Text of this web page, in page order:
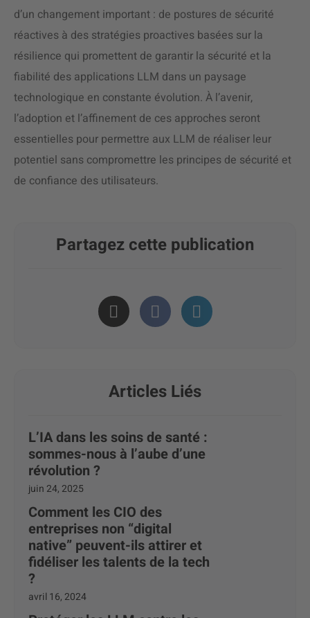
d’un changement important : de postures de sécurité
réactives à des stratégies proactives basées sur la
résilience qui promettent de garantir la sécurité et la
fiabilité des applications LLM dans un paysage
technologique en constante évolution. À l’avenir,
l’adoption et l’affinement de ces approches seront
essentielles pour permettre aux LLM de réaliser leur
potentiel sans compromettre les principes de sécurité et
de confiance des utilisateurs.
Partagez cette publication
Articles Liés
L’IA dans les soins de santé :
sommes-nous à l’aube d’une
révolution ?
juin 24, 2025
Comment les CIO des
entreprises non “digital
native” peuvent-ils attirer et
fidéliser les talents de la tech
?
avril 16, 2024